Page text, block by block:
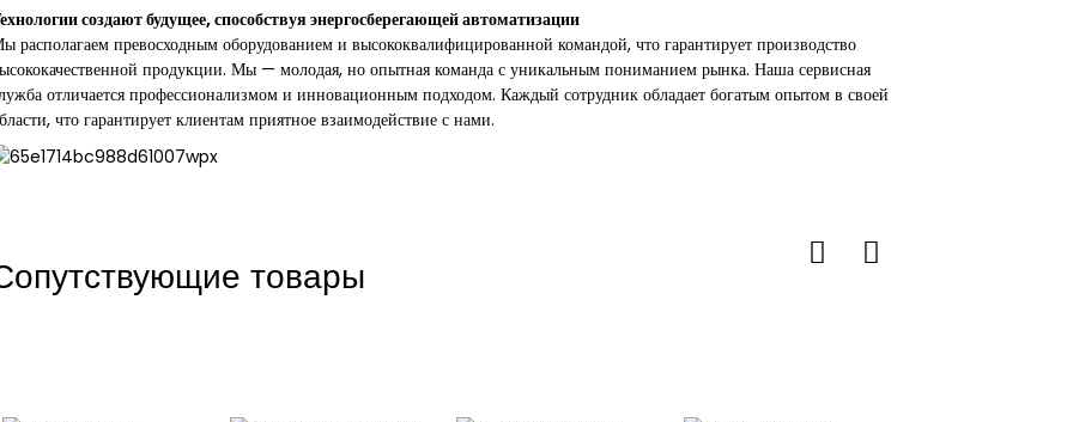
создают будущее, способствуя энергосберегающей автоматизации
располагаем превосходным оборудованием и высококвалифицированной командой, что гарантирует производство
продукции. Мы — молодая, но опытная команда с уникальным пониманием рынка. Наша сервисная
отличается профессионализмом и инновационным подходом. Каждый сотрудник обладает богатым опытом в своей
что гарантирует клиентам приятное взаимодействие с нами.
товары